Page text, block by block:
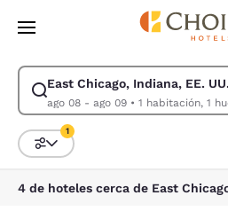
Pasar A Contenido Principal
East Chicago, Indiana, EE. UU.
ago 08 - ago 09• 1
Modificar la búsqueda de East
Ordenar y filtrar
1